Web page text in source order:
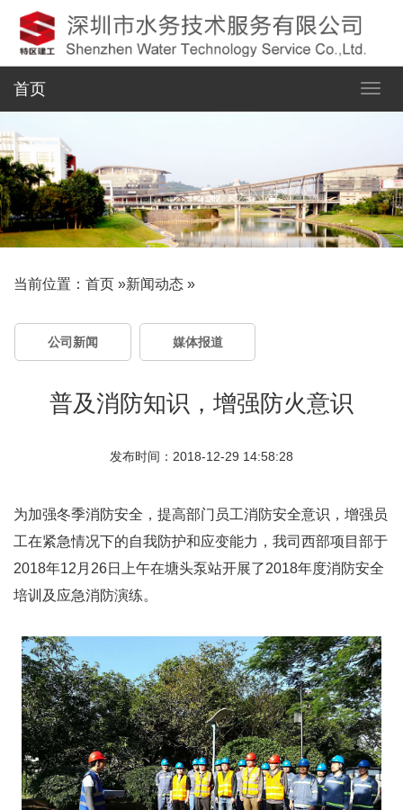
首页
当前位置： 首页 »新闻动态 »
公司新闻 媒体报道
普及消防知识，增强防火意识
发布时间：2018-12-29 14:58:28
为加强冬季消防安全，提高部门员工消防安全意识，增强员
工在紧急情况下的自我防护和应变能力，我司西部项目部于
2018年12月26日上午在塘头泵站开展了2018年度消防安全
培训及应急消防演练。